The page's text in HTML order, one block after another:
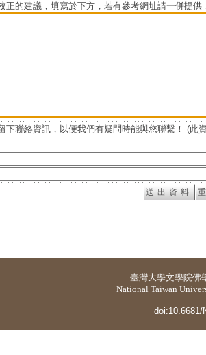
正的建議，填寫於下方，若有參考網址請一併提供
下聯絡資訊，以便我們有疑問時能與您聯繫！ (此
臺灣大學文學院佛
National Taiwan
doi:10.6681/